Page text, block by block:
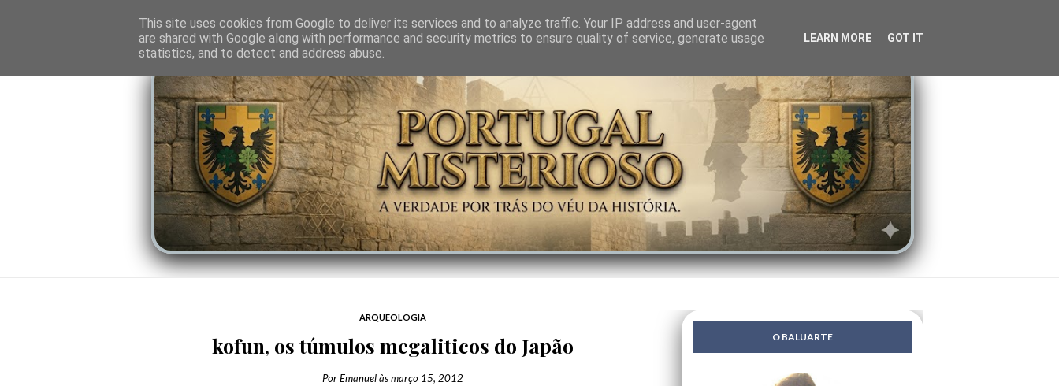
O PORTAL SOMBRAS DO PODER LINHAGEM SABEDORIA CIÊNCIA DO INVISÍVEL CONTRA-PODER ANJOS LENDAS
ARQUEOLOGIA
kofun, os túmulos megaliticos do Japão
PorEmanuelàsmarço 15, 2012
O BALUARTE
This site uses cookies from Google to deliver its services and to analyze traffic. Your IP address and user-agent
are shared with Google along with performance and security metrics to ensure quality of service, generate usage
statistics, and to detect and address abuse.
LEARN MORE GOT IT